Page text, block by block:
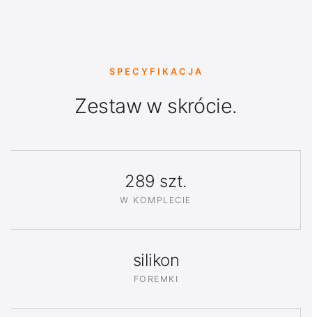
SPECYFIKACJA
Zestaw w skrócie.
289 szt.
W KOMPLECIE
silikon
FOREMKI